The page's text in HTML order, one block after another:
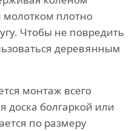
плотно
Чтобы не повредить
деревянным
монтаж всего
доска болгаркой или
по размеру